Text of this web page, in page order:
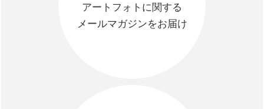
アートフォトに関する
メールマガジンをお届け